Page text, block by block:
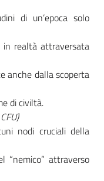
di un’epoca solo
in realtà attraversata
anche dalla scoperta
di civiltà.
nodi cruciali della
“nemico” attraverso